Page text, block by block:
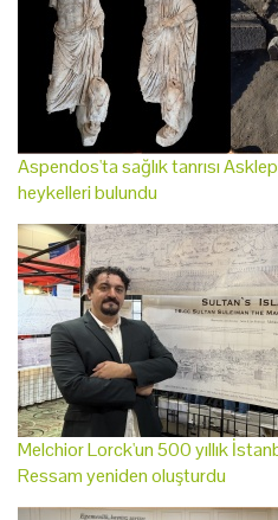
Aspendos'ta sağlık tanrısı
heykelleri bulundu
Melchior Lorck'un 500 yıllık
Ressam yeniden oluşturdu